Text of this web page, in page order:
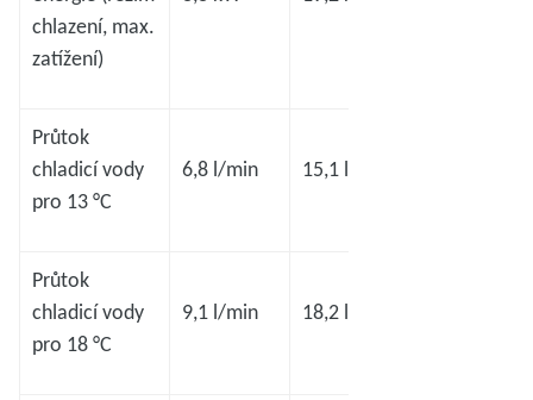
chlazení, max.
zatížení)
Průtok
chladicí vody
pro 13 °C
6,8 l/min 15,1 l/min
Průtok
chladicí vody
pro 18 °C
9,1 l/min 18,2 l/min